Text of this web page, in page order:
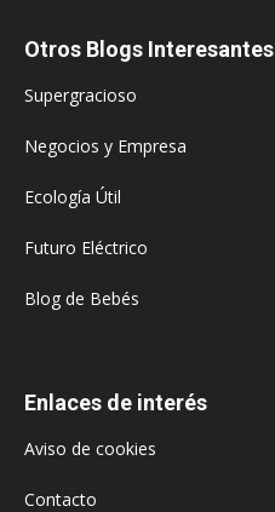
Otros Blogs Interesantes
Supergracioso
Negocios y Empresa
Ecología Útil
Futuro Eléctrico
Blog de Bebés
Enlaces de interés
Aviso de cookies
Contacto